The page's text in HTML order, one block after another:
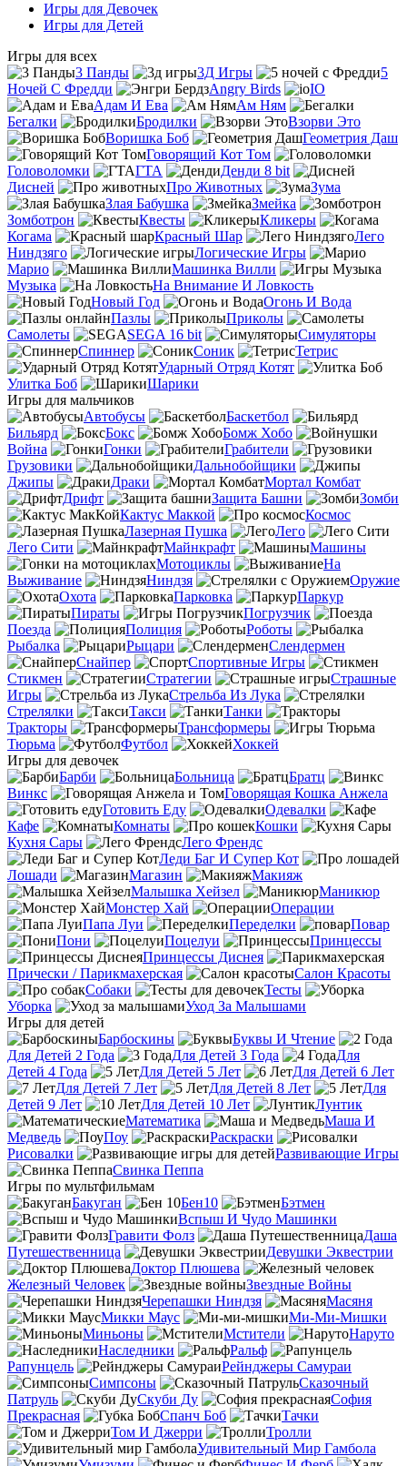
Игры для Девочек
Игры для Детей
Игры для всех
3 Панды
3Д Игры
5
Ночей С Фредди
Angry Birds
IO
Адам И Ева
Ам Ням
Бегалки
Бродилки
Взорви Это
Воришка Боб
Геометрия Даш
Говорящий Кот Том
Головоломки
ГТА
Денди 8 bit
Дисней
Про Животных
Зума
Злая Бабушка
Змейка
Зомботрон
Квесты
Кликеры
Когама
Красный Шар
Лего
Ниндзяго
Логические Игры
Марио
Машинка Вилли
Музыка
На Внимание И Ловкость
Новый Год
Огонь И Вода
Пазлы
Приколы
Самолеты
SEGA 16 bit
Симуляторы
Спиннер
Соник
Тетрис
Ударный Отряд Котят
Улитка Боб
Шарики
Игры для мальчиков
Автобусы
Баскетбол
Бильярд
Бокс
Бомж Хобо
Война
Гонки
Грабители
Грузовики
Дальнобойщики
Джипы
Драки
Мортал Комбат
Дрифт
Защита Башни
Зомби
Кактус Маккой
Космос
Лазерная Пушка
Лего
Лего Сити
Майнкрафт
Машины
Мотоциклы
На
Выживание
Ниндзя
Оружие
Охота
Парковка
Паркур
Пираты
Погрузчик
Поезда
Полиция
Роботы
Рыбалка
Рыцари
Слендермен
Снайпер
Спортивные Игры
Стикмен
Стратегии
Страшные
Игры
Стрельба Из Лука
Стрелялки
Такси
Танки
Тракторы
Трансформеры
Тюрьма
Футбол
Хоккей
Игры для девочек
Барби
Больница
Братц
Винкс
Говорящая Кошка Анжела
Готовить Еду
Одевалки
Кафе
Комнаты
Кошки
Кухня Сары
Лего Френдс
Леди Баг И Супер Кот
Лошади
Магазин
Макияж
Малышка Хейзел
Маникюр
Монстер Хай
Операции
Папа Луи
Переделки
Повар
Пони
Поцелуи
Принцессы
Принцессы Диснея
Прически / Парикмахерская
Салон Красоты
Собаки
Тесты
Уборка
Уход За Малышами
Игры для детей
Барбоскины
Буквы И Чтение
Для Детей 2 Года
Для Детей 3 Года
Для
Детей 4 Года
Для Детей 5 Лет
Для Детей 6 Лет
Для Детей 7 Лет
Для Детей 8 Лет
Для
Детей 9 Лет
Для Детей 10 Лет
Лунтик
Математика
Маша И
Медведь
Поу
Раскраски
Рисовалки
Развивающие Игры
Свинка Пеппа
Игры по мультфильмам
Бакуган
Бен10
Бэтмен
Вспыш И Чудо Машинки
Гравити Фолз
Даша
Путешественница
Девушки Эквестрии
Доктор Плюшева
Железный Человек
Звездные Войны
Черепашки Ниндзя
Масяня
Микки Маус
Ми-Ми-Мишки
Миньоны
Мстители
Наруто
Наследники
Ральф
Рапунцель
Рейнджеры Самураи
Симпсоны
Сказочный
Патруль
Скуби Ду
София
Прекрасная
Спанч Боб
Тачки
Том И Джерри
Тролли
Удивительный Мир Гамбола